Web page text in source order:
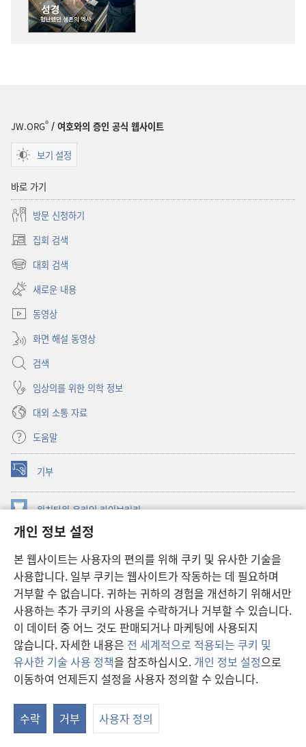
개인 정보 설정
본 웹사이트는 사용자의 편의를 위해 쿠키 및 유사한 기술을
사용합니다. 일부 쿠키는 웹사이트가 작동하는 데 필요하며
거부할 수 없습니다. 귀하는 귀하의 경험을 개선하기 위해서만
사용하는 추가 쿠키의 사용을 수락하거나 거부할 수 있습니다.
이 데이터 중 어느 것도 판매되거나 마케팅에 사용되지
않습니다. 자세한 내용은 전 세계적으로 적용되는 쿠키 및
유사한 기술 사용 정책을 참조하십시오. 개인 정보 설정으로
이동하여 언제든지 설정을 사용자 정의할 수 있습니다.
수락 거부 사용자 정의
JW.ORG® / 여호와의 증인 공식 웹사이트
보기 설정
바로 가기
방문 신청하기
집회 검색
(새로운
창
대회 검색
(새로운
창
열기)
새로운 내용
동영상
화면 해설 동영상
검색
임상의를 위한 의학 정보
대외 소통 자료
도움말
기부
(새로운
창
열기) 워치타워 온라인 라이브러리
창
JW Hub ®
창
열기) JW 라이브러리
워치타워 라이브러리
Copyright© 2026 Watch Tower Bible and Tract Society of Pennsylvania.
이용 약관| 개인 정보 보호 정책| 개인 정보 보호 설정